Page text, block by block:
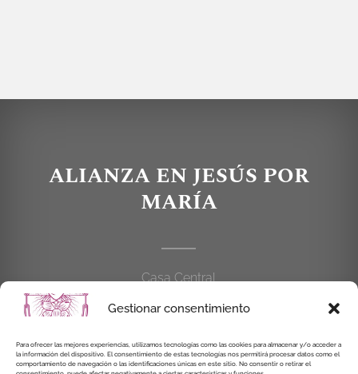
Gestionar consentimiento
Para ofrecer las mejores experiencias, utilizamos tecnologías como las cookies para almacenar y/o acceder a
la información del dispositivo. El consentimiento de estas tecnologías nos permitirá procesar datos como el
comportamiento de navegación o las identificaciones únicas en este sitio. No consentir o retirar el
ALIANZA EN JESÚS POR
MARÍA
Casa Central
C/Cardenal Cisneros, 55
914 462 114